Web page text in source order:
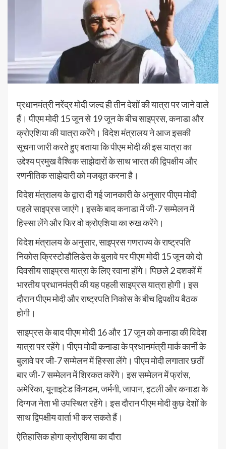
प्रधानमंत्री नरेंद्र मोदी जल्द ही तीन देशों की यात्रा पर जाने वाले
हैं। पीएम मोदी 15 जून से 19 जून के बीच साइप्रस, कनाडा और
क्रोएशिया की यात्रा करेंगे। विदेश मंत्रालय ने आज इसकी
सूचना जारी करते हुए बताया कि पीएम मोदी की इस यात्रा का
उद्देश्य प्रमुख वैश्विक साझेदारों के साथ भारत की द्विपक्षीय और
रणनीतिक साझेदारी को मजबूत करना है।
विदेश मंत्रालय के द्वारा दी गई जानकारी के अनुसार पीएम मोदी
पहले साइप्रस जाएंगे। इसके बाद कनाडा में जी-7 सम्मेलन में
हिस्सा लेंगे और फिर वो क्रोएशिया का रुख करेंगे।
विदेश मंत्रालय के अनुसार, साइप्रस गणराज्य के राष्ट्रपति
निकोस क्रिस्टोडौलिडेस के बुलावे पर पीएम मोदी 15 जून को दो
दिवसीय साइप्रस यात्रा के लिए रवाना होंगे। पिछले 2 दशकों में
भारतीय प्रधानमंत्री की यह पहली साइप्रस यात्रा होगी। इस
दौरान पीएम मोदी और राष्ट्रपति निकोस के बीच द्विपक्षीय बैठक
होगी।
साइप्रस के बाद पीएम मोदी 16 और 17 जून को कनाडा की विदेश
यात्रा पर रहेंगे। पीएम मोदी कनाडा के प्रधानमंत्री मार्क कार्नी के
बुलावे पर जी-7 सम्मेलन में हिस्सा लेंगे। पीएम मोदी लगातार छठीं
बार जी-7 सम्मेलन में शिरकत करेंगे। इस सम्मेलन में फ्रांस,
अमेरिका, यूनाइटेड किंगडम, जर्मनी, जापान, इटली और कनाडा के
दिग्गज नेता भी उपस्थित रहेंगे। इस दौरान पीएम मोदी कुछ देशों के
साथ द्विपक्षीय वार्ता भी कर सकते हैं।
ऐतिहासिक होगा क्रोएशिया का दौरा